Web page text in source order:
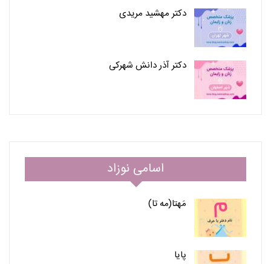
دکتر مهشید مریدی
دکتر آذر دانش شهرکی
اسامی نوزاد
مَهتا(مه تا)
پایا